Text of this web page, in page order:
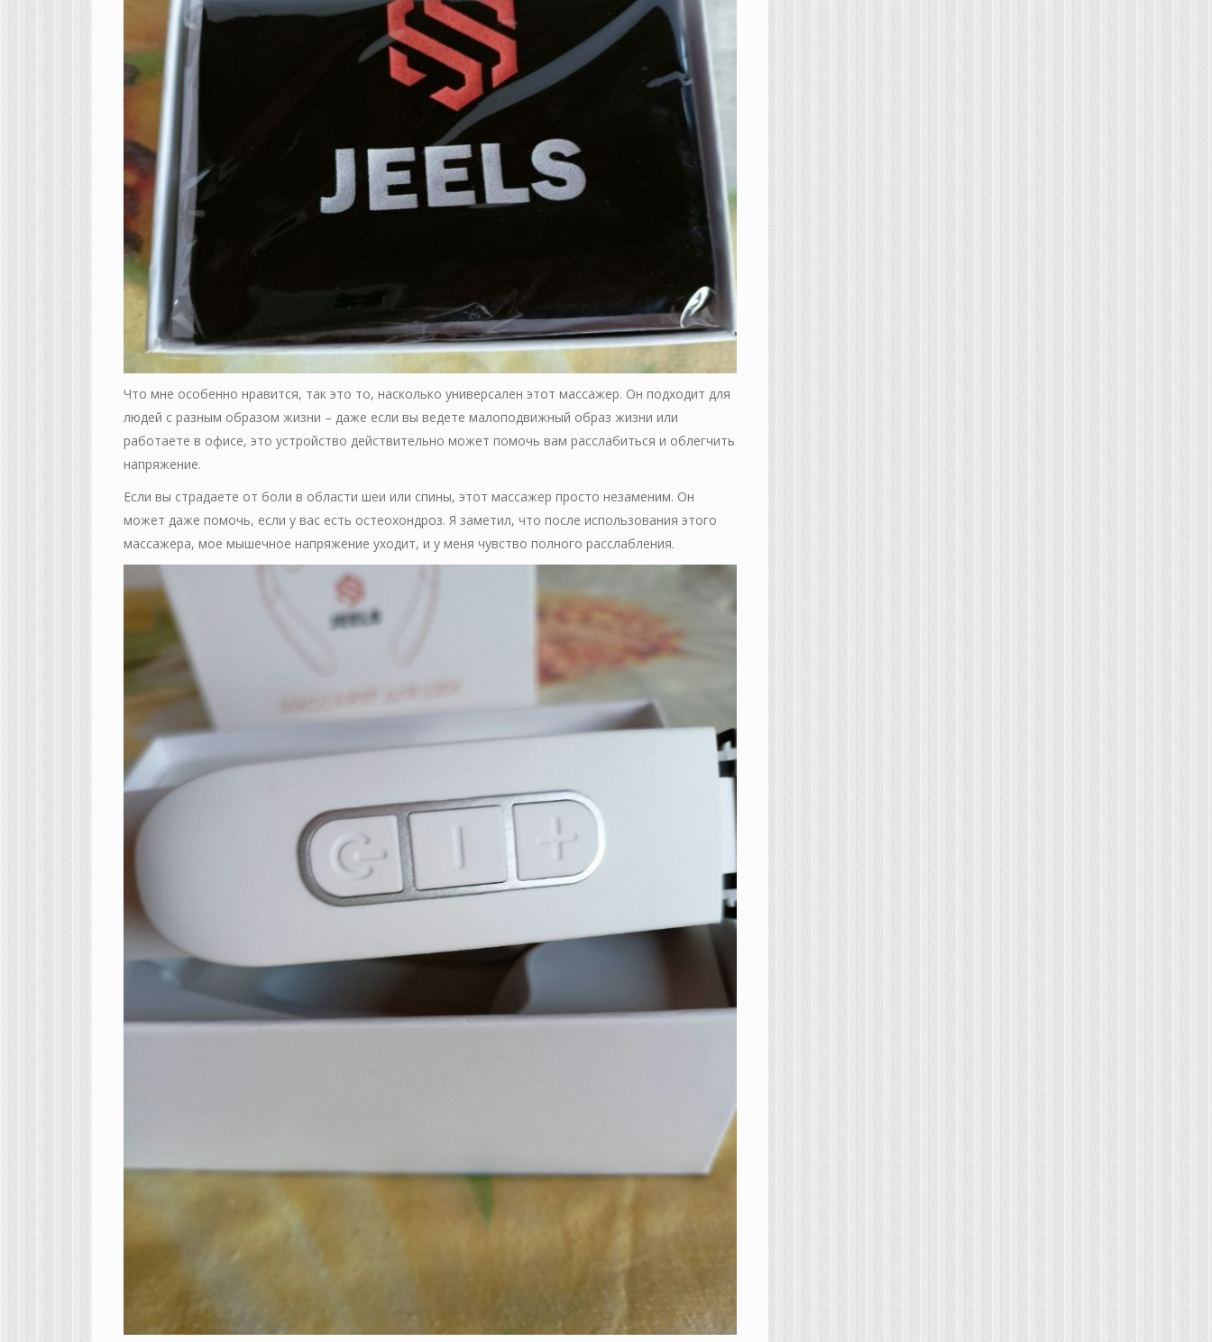
Что мне особенно нравится, так это то, насколько универсален этот массажер. Он подходит для
людей с разным образом жизни – даже если вы ведете малоподвижный образ жизни или
работаете в офисе, это устройство действительно может помочь вам расслабиться и облегчить
напряжение.
Если вы страдаете от боли в области шеи или спины, этот массажер просто незаменим. Он
может даже помочь, если у вас есть остеохондроз. Я заметил, что после использования этого
массажера, мое мышечное напряжение уходит, и у меня чувство полного расслабления.